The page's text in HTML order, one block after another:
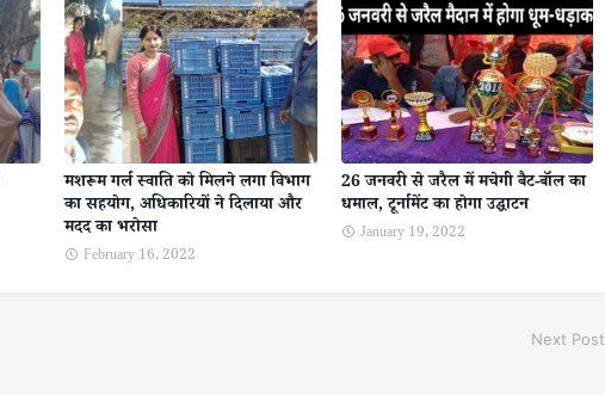
मशरूम गर्ल स्वाति को मिलने लगा विभाग
का सहयोग, अधिकारियों ने दिलाया और
मदद का भरोसा
February 16, 2022
26 जनवरी से जरैल में मचेगी बैट-बॉल का
धमाल, टूर्नामेंट का होगा उद्घाटन
January 19, 2022
Next Post